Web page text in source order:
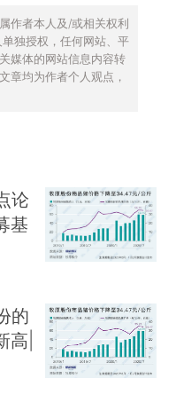
作者本人及/或相关权利
独授权，任何网站、平
媒体的网站信息内容转
章均为作者个人观点，
论
基
的
高|